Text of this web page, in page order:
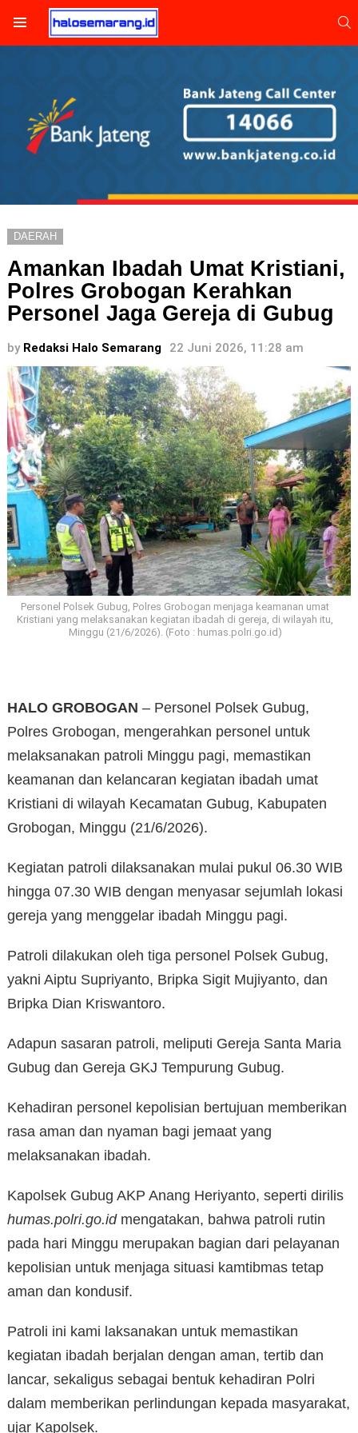
DAERAH
Amankan Ibadah Umat Kristiani,
Polres Grobogan Kerahkan
Personel Jaga Gereja di Gubug
by Redaksi Halo Semarang 22 Juni 2026, 11:28 am
Personel Polsek Gubug, Polres Grobogan menjaga keamanan umat
Kristiani yang melaksanakan kegiatan ibadah di gereja, di wilayah itu,
Minggu (21/6/2026). (Foto : humas.polri.go.id)
HALO GROBOGAN – Personel Polsek Gubug,
Polres Grobogan, mengerahkan personel untuk
melaksanakan patroli Minggu pagi, memastikan
keamanan dan kelancaran kegiatan ibadah umat
Kristiani di wilayah Kecamatan Gubug, Kabupaten
Grobogan, Minggu (21/6/2026).
Kegiatan patroli dilaksanakan mulai pukul 06.30 WIB
hingga 07.30 WIB dengan menyasar sejumlah lokasi
gereja yang menggelar ibadah Minggu pagi.
Patroli dilakukan oleh tiga personel Polsek Gubug,
yakni Aiptu Supriyanto, Bripka Sigit Mujiyanto, dan
Bripka Dian Kriswantoro.
Adapun sasaran patroli, meliputi Gereja Santa Maria
Gubug dan Gereja GKJ Tempurung Gubug.
Kehadiran personel kepolisian bertujuan memberikan
rasa aman dan nyaman bagi jemaat yang
melaksanakan ibadah.
Kapolsek Gubug AKP Anang Heriyanto, seperti dirilis
humas.polri.go.idmengatakan, bahwa patroli rutin
pada hari Minggu merupakan bagian dari pelayanan
kepolisian untuk menjaga situasi kamtibmas tetap
aman dan kondusif.
Patroli ini kami laksanakan untuk memastikan
kegiatan ibadah berjalan dengan aman, tertib dan
lancar, sekaligus sebagai bentuk kehadiran Polri
dalam memberikan perlindungan kepada masyarakat,
ujar Kapolsek.